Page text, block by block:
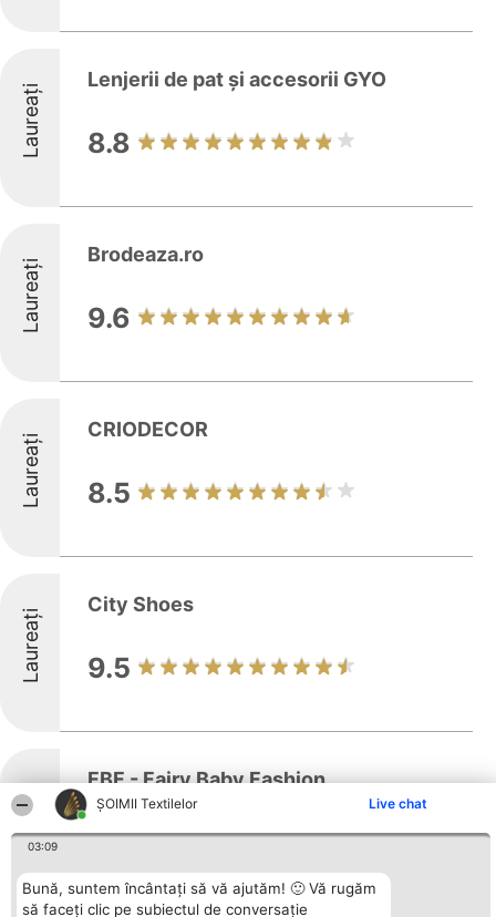
ȘOIMII Textilelor Live chat
03:09
Bună, suntem încântați să vă ajutăm! 🙂 Vă rugăm
să faceți clic pe subiectul de conversație
Laureați
Lenjerii de pat și accesorii GYO
8.8
Laureați
Brodeaza.ro
9.6
Laureați
CRIODECOR
8.5
Laureați
City Shoes
9.5
Laureați
FBF - Fairy Baby Fashion
8.1